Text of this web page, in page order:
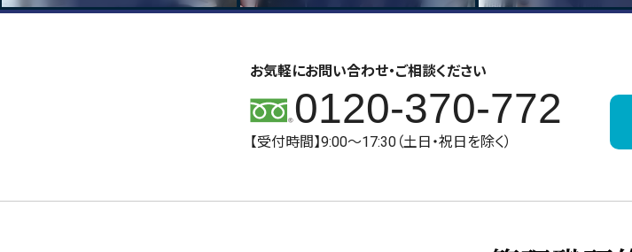
お気軽にお問い合わせ・ご相談ください
0120-370-772
【受付時間】9:00～17:30（土日・祝日を除く）